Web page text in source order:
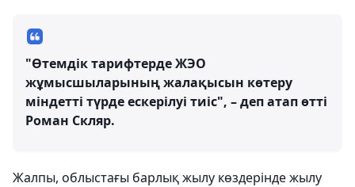
"Өтемдік тарифтерде ЖЭО
жұмысшыларының жалақысын көтеру
міндетті түрде ескерілуі тиіс", – деп атап өтті
Роман Скляр.
Жалпы, облыстағы барлық жылу көздерінде жылу